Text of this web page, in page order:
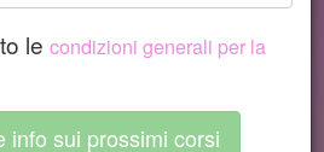
le condizioni generali per la